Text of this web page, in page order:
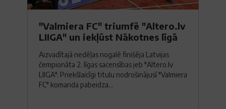
"Valmiera FC" triumfē "Altero.lv
LIIGA" un iekļūst Nākotnes līgā
Aizvadītajā nedēļas nogalē finišēja Latvijas
čempionāta 2. līgas sacensības jeb "Altero.lv
LIIGA". Priekšlaicīgi titulu nodrošinājusī "Valmiera
FC" komanda pabeidza...